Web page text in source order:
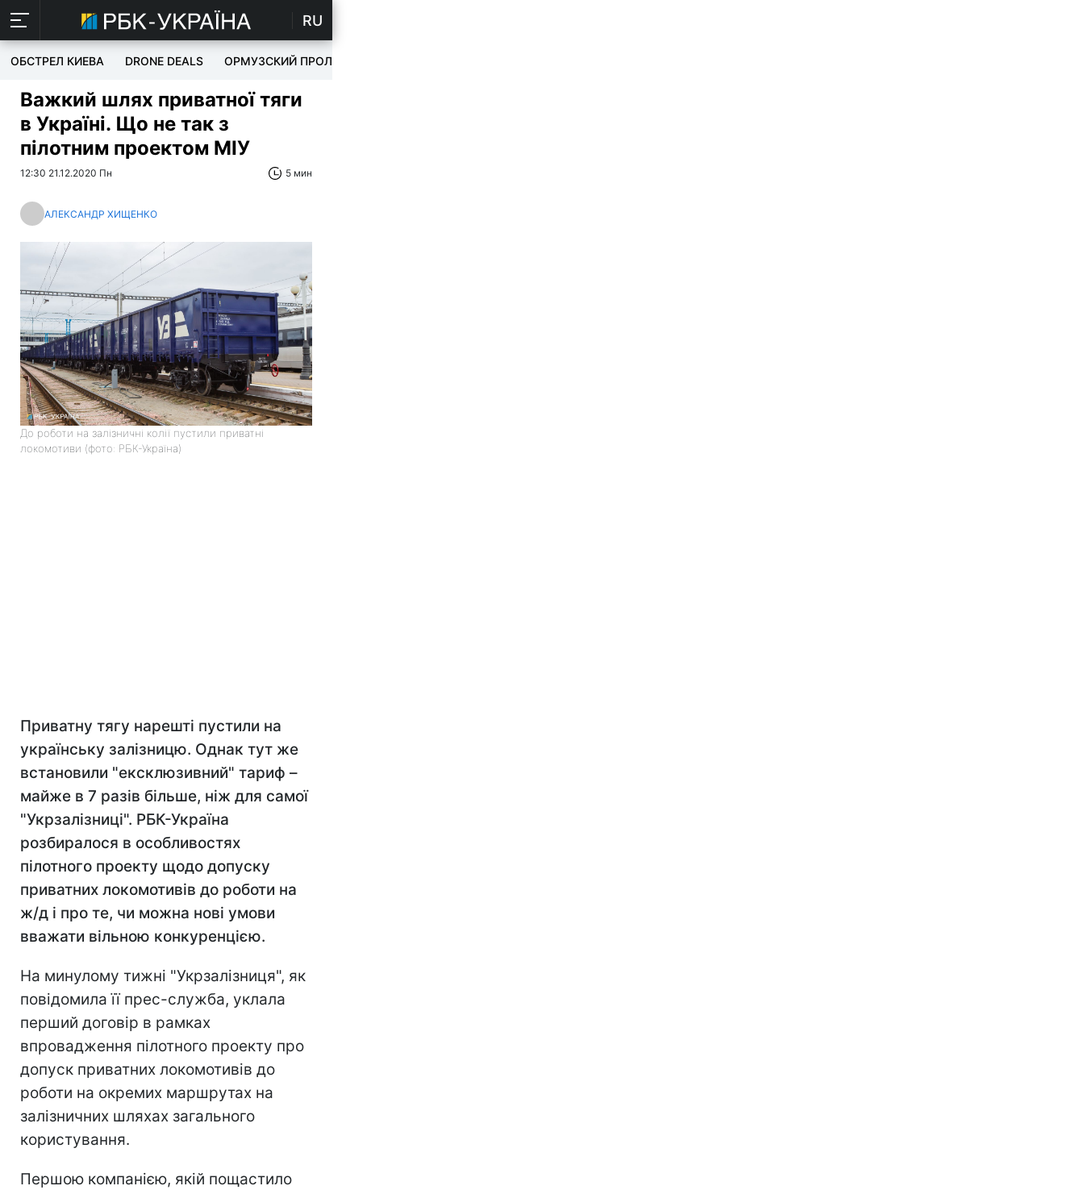
RU
ОБСТРЕЛ КИЕВА DRONE DEALS ОРМУЗСКИЙ ПРОЛИВ
Важкий шлях приватної тяги
в Україні. Що не так з
пілотним проектом МІУ
12:30 21.12.2020 Пн 5 мин
АЛЕКСАНДР ХИЩЕНКО
До роботи на залізничні колії пустили приватні
локомотиви (фото: РБК-Україна)
Приватну тягу нарешті пустили на
українську залізницю. Однак тут же
встановили "ексклюзивний" тариф –
майже в 7 разів більше, ніж для самої
"Укрзалізниці". РБК-Україна
розбиралося в особливостях
пілотного проекту щодо допуску
приватних локомотивів до роботи на
ж/д і про те, чи можна нові умови
вважати вільною конкуренцією.
На минулому тижні "Укрзалізниця", як
повідомила її прес-служба, уклала
перший договір в рамках
впровадження пілотного проекту про
допуск приватних локомотивів до
роботи на окремих маршрутах на
залізничних шляхах загального
користування.
Першою компанією, якій пощастило